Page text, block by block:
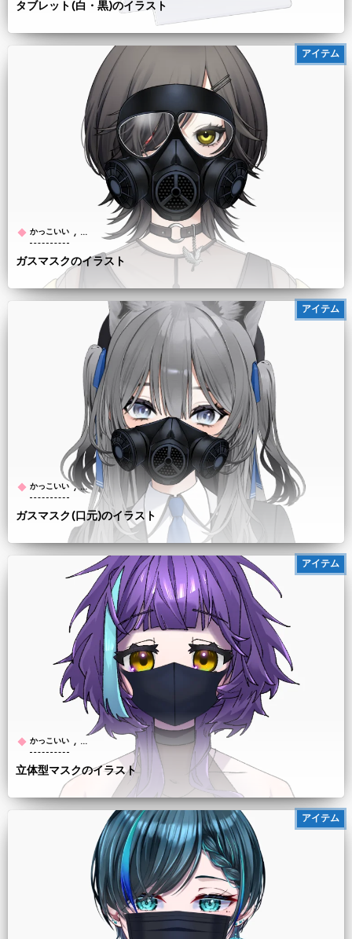
タブレット(白・黒)のイラスト
かっこいい , …
ガスマスクのイラスト
アイテム
かっこいい , …
ガスマスク(口元)のイラスト
アイテム
かっこいい , …
立体型マスクのイラスト
アイテム
アイテム